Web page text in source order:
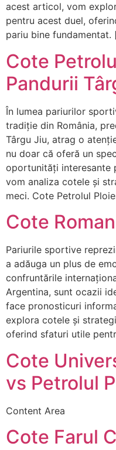
acest articol, vom
pentru acest duel,
pariu bine fundamentat.
Cote
Pandurii
În lumea pariurilor
tradiție din România,
Târgu Jiu, atrag o
nu doar că oferă un
oportunități interesante
vom analiza cotele și
meci. Cote Petrolul
Cote
Pariurile sportive
a adăuga un plus de
confruntările
Argentina, sunt ocazii
face pronosticuri
explora cotele și
oferind sfaturi utile
Cote
vs Petrolul
Content Area
Cote Farul